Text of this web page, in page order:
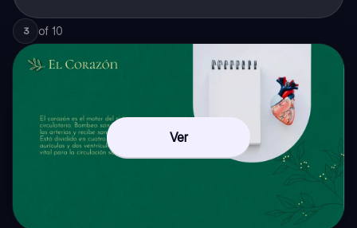
3 of 10
Ver